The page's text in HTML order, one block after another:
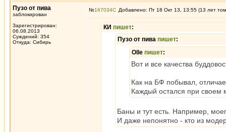
Пузо от пива
заблокирован
Зарегистрирован:
06.08.2013
Суждений: 354
Откуда: Сибирь
№167034 Добавлено: Пт 18 Окт 13, 13:55 (13 лет
КИ пишет:
Пузо от пива пишет:
Olle пишет:
Вот и все качества
Как на БФ побывал,
Каждый остался при своем
Баны и тут есть. Например,
И даже непонятно - кто из